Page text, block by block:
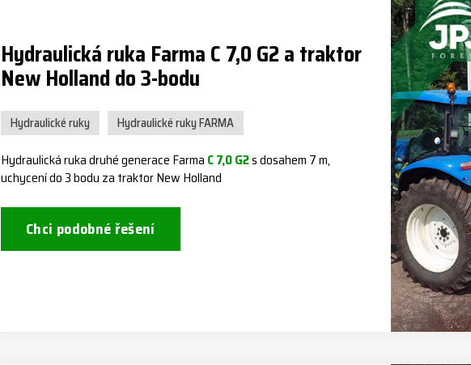
Hydraulická ruka Farma C 7,0 G2 a traktor
New Holland do 3-bodu
Hydraulické ruky Hydraulické ruky FARMA
Hydraulická ruka druhé generace Farma C 7,0 G2s dosahem 7 m,
uchycení do 3 bodu za traktor New Holland
Chci podobné řešení